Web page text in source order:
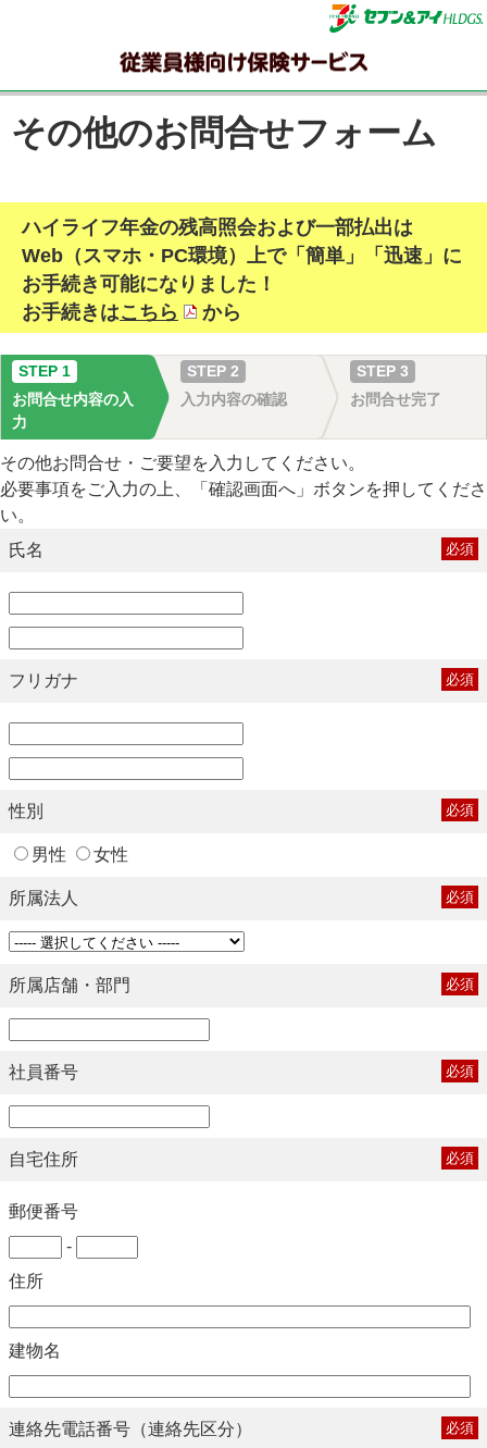
その他のお問合せフォーム
ハイライフ年金の残高照会および一部払出は
Web（スマホ・PC環境）上で「簡単」「迅速」に
お手続き可能になりました！
お手続きはこちら から
STEP 1
お問合せ内容の入
力
STEP 2
入力内容の確認
STEP 3
お問合せ完了
その他お問合せ・ご要望を入力してください。
必要事項をご入力の上、「確認画面へ」ボタンを押してくださ
い。
氏名
必須
フリガナ 必須
性別 必須
男性 女性
所属法人 必須
所属店舗・部門 必須
社員番号 必須
自宅住所 必須
郵便番号
-
住所
建物名
連絡先電話番号（連絡先区分） 必須